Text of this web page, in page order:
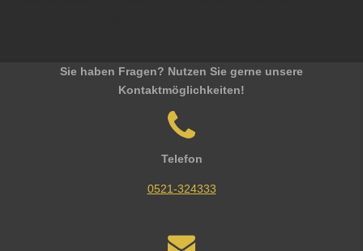
Sie haben Fragen? Nutzen Sie gerne unsere
Kontaktmöglichkeiten!
Telefon
0521-324333